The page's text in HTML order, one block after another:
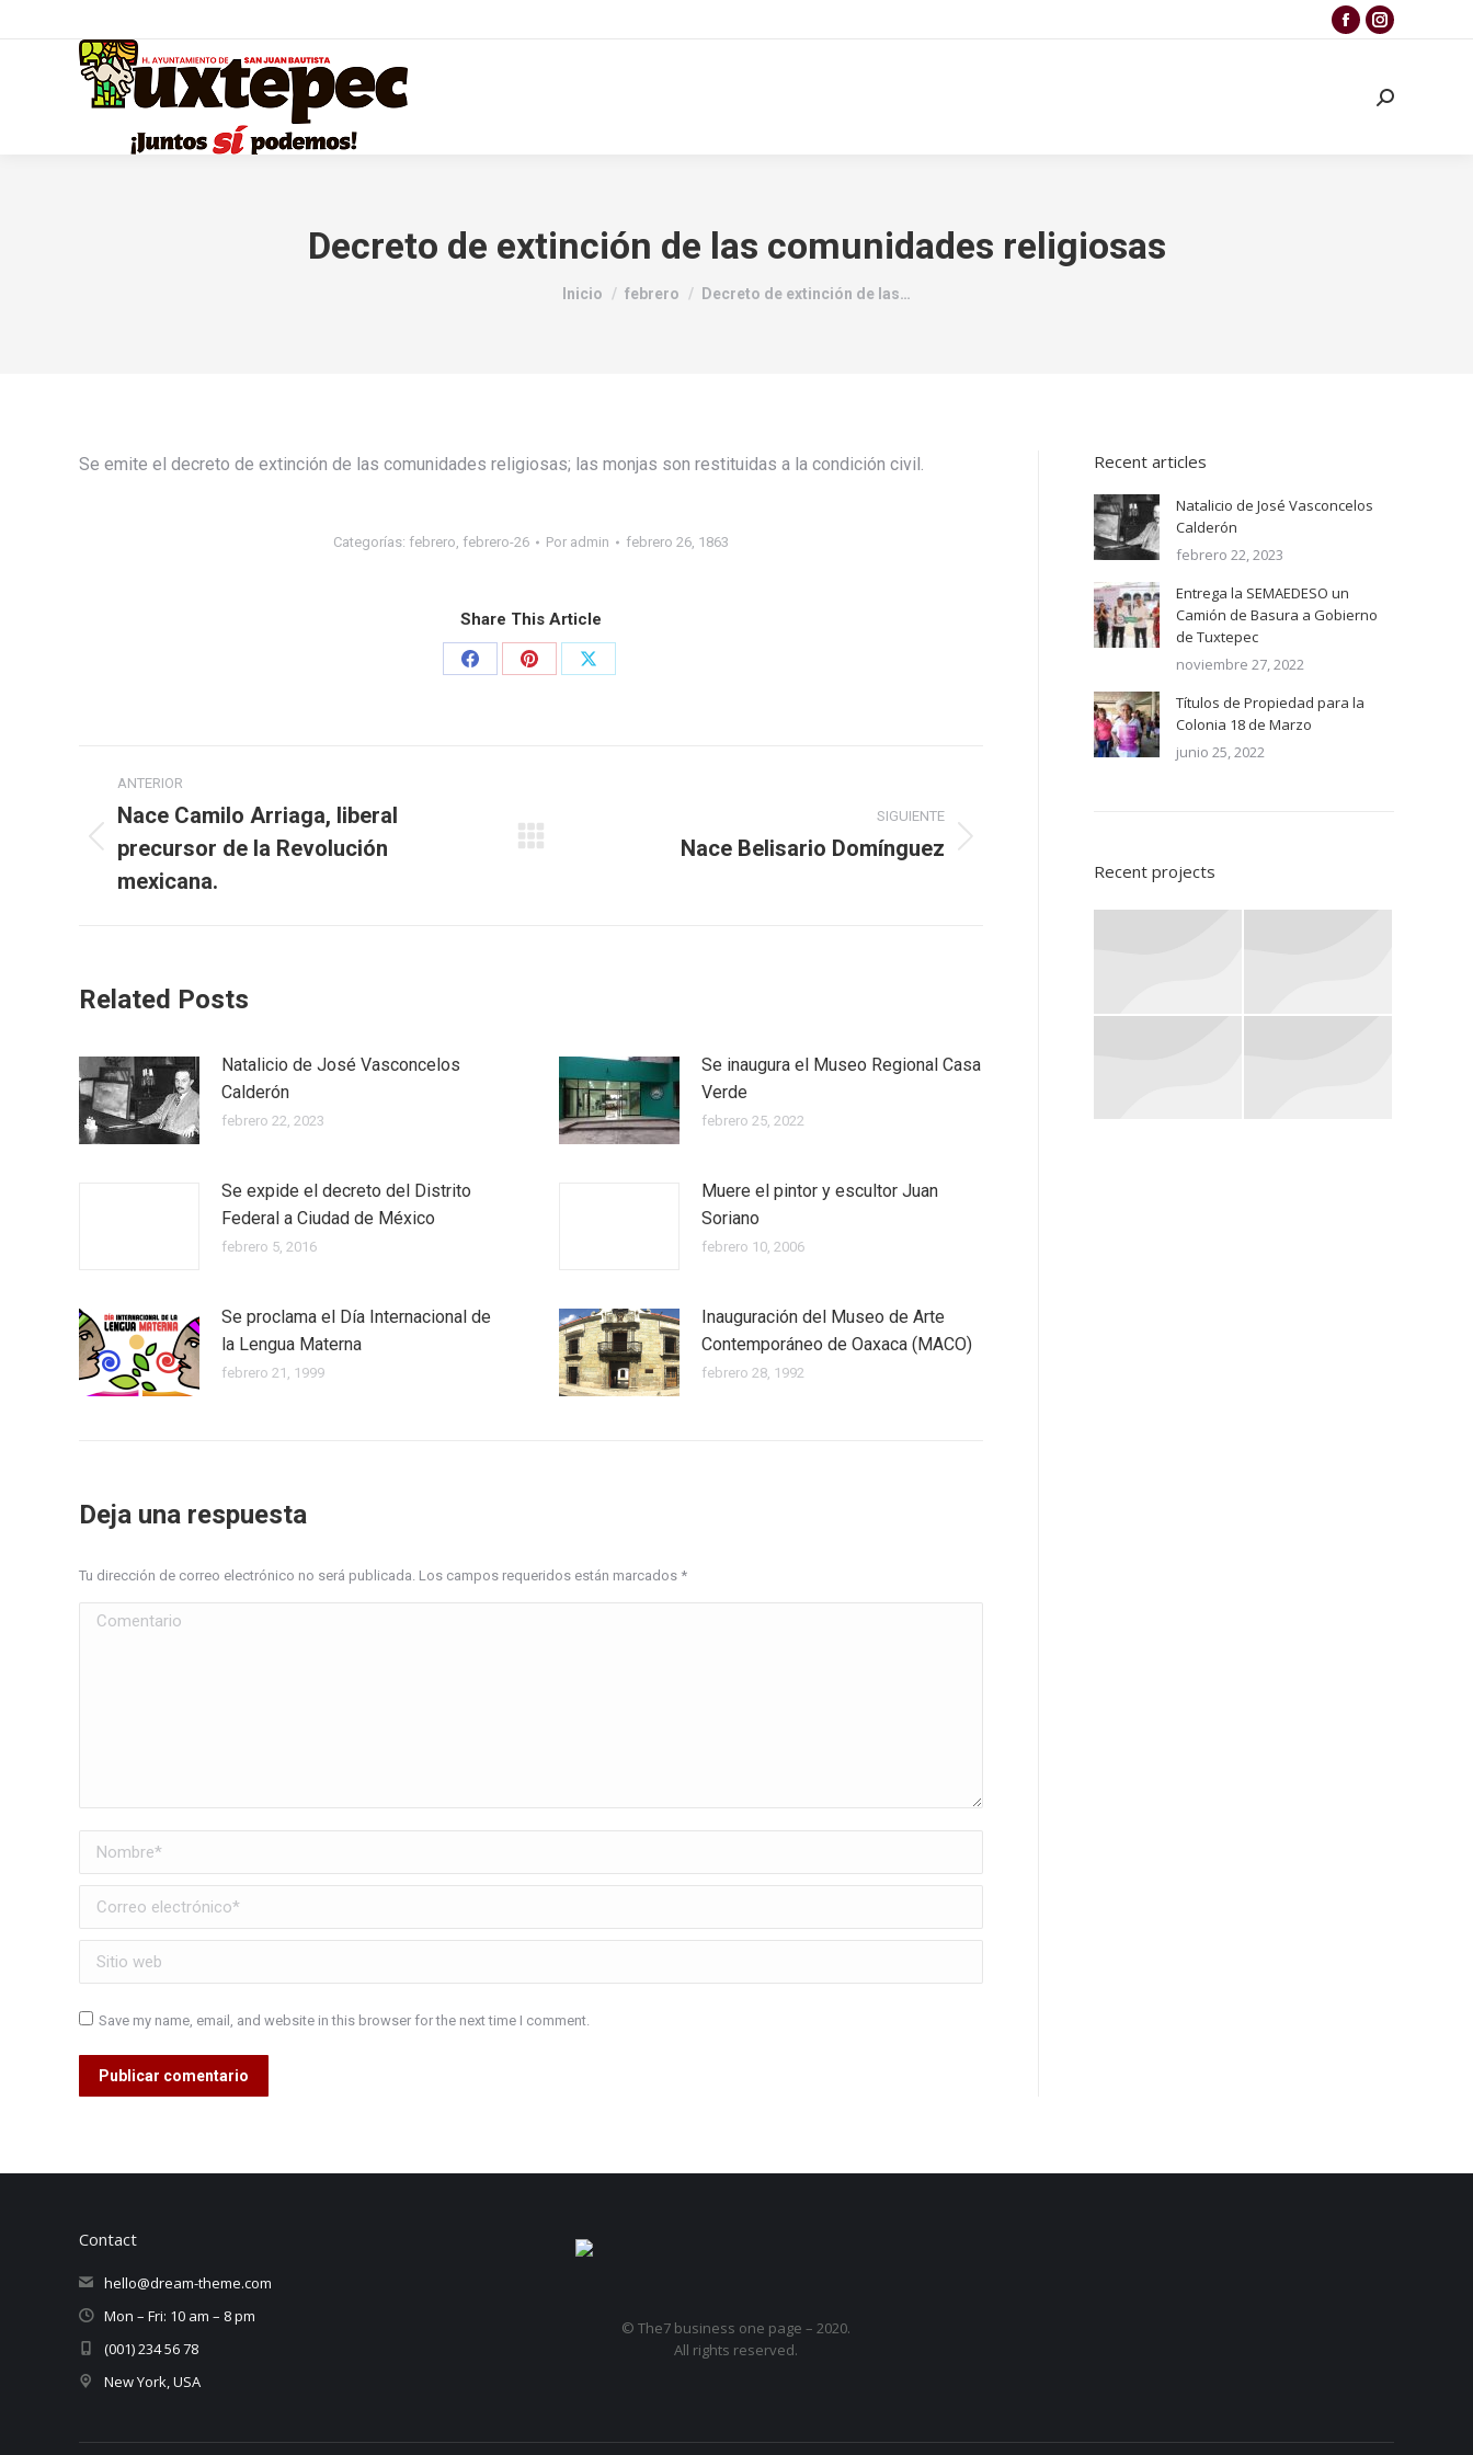
Decreto de extinción de las comunidades religiosas
Estás aquí:
Inicio febrero Decreto de extinción de las…
Se emite el decreto de extinción de las comunidades religiosas; las monjas son restituidas a la condición civil.
Categorías: febrero, febrero-26 Por admin febrero 26, 1863
Share This Article
ANTERIOR
Nace Camilo Arriaga, liberal
precursor de la Revolución
mexicana.
SIGUIENTE
Nace Belisario Domínguez
Related Posts
Natalicio de José Vasconcelos
Calderón
febrero 22, 2023
Se inaugura el Museo Regional Casa
Verde
febrero 25, 2022
Se expide el decreto del Distrito
Federal a Ciudad de México
febrero 5, 2016
Muere el pintor y escultor Juan
Soriano
febrero 10, 2006
Se proclama el Día Internacional de
la Lengua Materna
febrero 21, 1999
Inauguración del Museo de Arte
Contemporáneo de Oaxaca (MACO)
febrero 28, 1992
Deja una respuesta
Tu dirección de correo electrónico no será publicada. Los campos requeridos están marcados *
Comentario
Nombre *
Correo electrónico *
Sitio web
Save my name, email, and website in this browser for the next time I comment.
Publicar comentario
Recent articles
Natalicio de José Vasconcelos
Calderón
febrero 22, 2023
Entrega la SEMAEDESO un
Camión de Basura a Gobierno
de Tuxtepec
noviembre 27, 2022
Títulos de Propiedad para la
Colonia 18 de Marzo
junio 25, 2022
Recent projects
Contact
hello@dream-theme.com
Mon – Fri: 10 am – 8 pm
(001) 234 56 78
New York, USA
© The7 business one page – 2020.
All rights reserved.